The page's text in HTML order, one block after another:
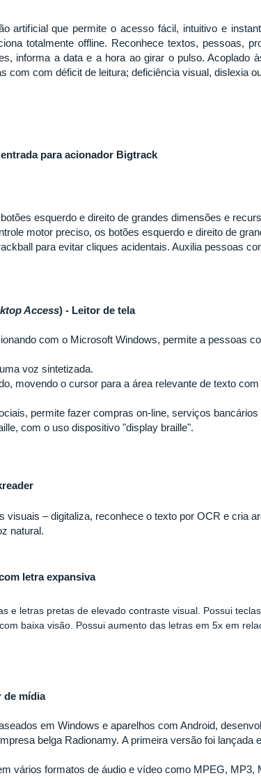
artificial que permite o acesso fácil, intuitivo e
totalmente offline. Reconhece textos, pessoas,
informa a data e a hora ao girar o pulso. Acoplado
com com déficit de leitura; deficiência visual, dislexia
para acionador Bigtrack
esquerdo e direito de grandes dimensões e
motor preciso, os botões esquerdo e direito de
para evitar cliques acidentais. Auxilia pessoas
Access) - Leitor de tela
com o Microsoft Windows, permite a pessoas
voz sintetizada.
movendo o cursor para a área relevante de texto
permite fazer compras on-line, serviços
com o uso dispositivo "display braille".
visuais – digitaliza, reconhece o texto por OCR e cria
natural.
letra expansiva
e letras pretas de elevado contraste visual. Possui
baixa visão. Possui aumento das letras em 5x em
de mídia
em Windows e aparelhos com Android,
belga Radionamy. A primeira versão foi lançada
vários formatos de áudio e vídeo como MPEG, MP3,